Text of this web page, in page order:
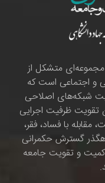
متشکل از
و اجتماعی است که
شبکه‌های اصلاحی
تقویت ظرفیت اجرایی
با فساد، فقر،
رهگذر گسترش حکمرانی
و تقویت جامعه